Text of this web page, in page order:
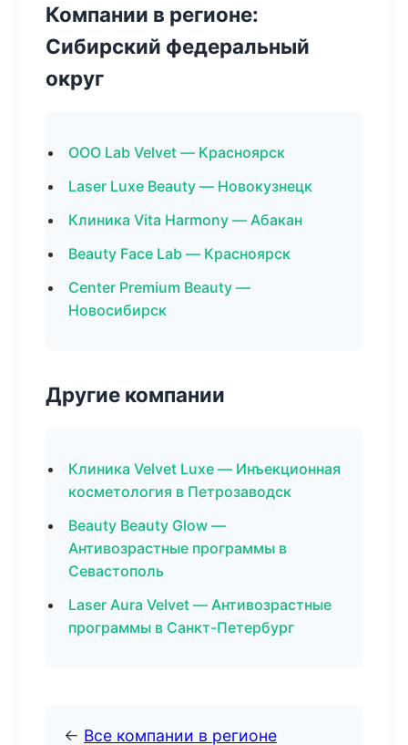
Компании в регионе:
Сибирский федеральный
округ
ООО Lab Velvet — Красноярск
Laser Luxe Beauty — Новокузнецк
Клиника Vita Harmony — Абакан
Beauty Face Lab — Красноярск
Center Premium Beauty —
Новосибирск
Другие компании
Клиника Velvet Luxe — Инъекционная
косметология в Петрозаводск
Beauty Beauty Glow —
Антивозрастные программы в
Севастополь
Laser Aura Velvet — Антивозрастные
программы в Санкт-Петербург
← Все компании в регионе